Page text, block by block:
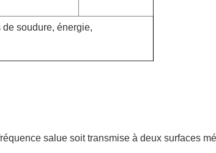
soudure, énergie,
salue soit transmise à deux surfaces